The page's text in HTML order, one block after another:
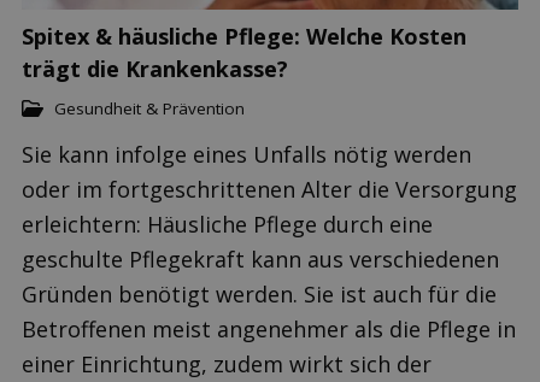
Spitex & häusliche Pflege: Welche Kosten
trägt die Krankenkasse?
Gesundheit & Prävention
Sie kann infolge eines Unfalls nötig werden
oder im fortgeschrittenen Alter die Versorgung
erleichtern: Häusliche Pflege durch eine
geschulte Pflegekraft kann aus verschiedenen
Gründen benötigt werden. Sie ist auch für die
Betroffenen meist angenehmer als die Pflege in
einer Einrichtung, zudem wirkt sich der